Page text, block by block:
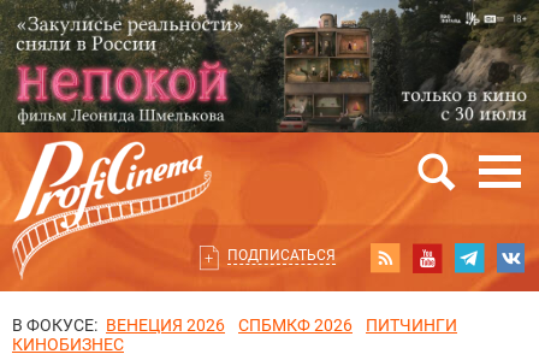
ПОДПИСАТЬСЯ
В ФОКУСЕ: ВЕНЕЦИЯ 2026 СПБМКФ 2026
ПИТЧИНГИ
КИНОБИЗНЕС